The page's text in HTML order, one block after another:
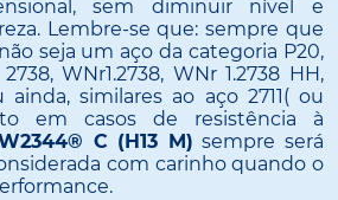
sem diminuir nível e
Lembre-se que: sempre que
seja um aço da categoria P20,
WNr1.2738, WNr 1.2738 HH,
ainda, similares ao aço 2711( ou
em casos de resistência à
C (H13 M) sempre será
com carinho quando o